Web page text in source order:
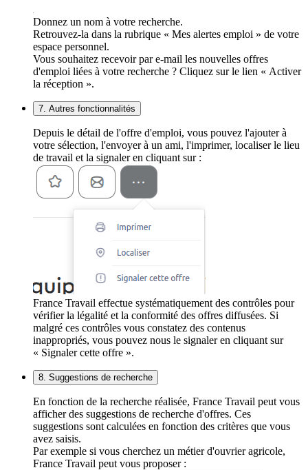
Donnez un nom à votre recherche.
Retrouvez-la dans la rubrique « Mes alertes emploi » de votre
espace personnel.
Vous souhaitez recevoir par e-mail les nouvelles offres
d'emploi liées à votre recherche ? Cliquez sur le lien « Activer
la réception ».
7. Autres fonctionnalités
Depuis le détail de l'offre d'emploi, vous pouvez l'ajouter à
votre sélection, l'envoyer à un ami, l'imprimer, localiser le lieu
de travail et la signaler en cliquant sur :
France Travail effectue systématiquement des contrôles pour
vérifier la légalité et la conformité des offres diffusées. Si
malgré ces contrôles vous constatez des contenus
inappropriés, vous pouvez nous le signaler en cliquant sur
« Signaler cette offre ».
8. Suggestions de recherche
En fonction de la recherche réalisée, France Travail peut vous
afficher des suggestions de recherche d'offres. Ces
suggestions sont calculées en fonction des critères que vous
avez saisis.
Par exemple si vous cherchez un métier d'ouvrier agricole,
France Travail peut vous proposer :